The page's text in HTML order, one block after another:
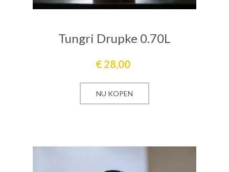
Tungri Drupke 0.70L
€ 28,00
NU KOPEN